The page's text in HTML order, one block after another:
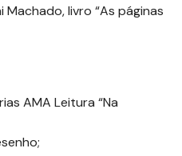
Machado, livro “As páginas
AMA Leitura “Na